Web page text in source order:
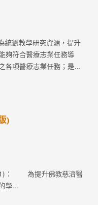
統籌教學研究資源，提升
夠符合醫療志業任務導
各項醫療志業任務；是...
)
： 為提升佛教慈濟醫
學...